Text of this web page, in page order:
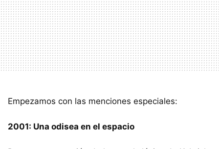
Empezamos con las menciones especiales:
2001: Una odisea en el espacio